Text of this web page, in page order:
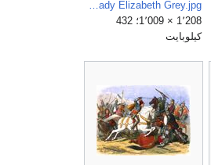
A Chronicle of England - Page 412 - Edward IV and Lady Elizabeth Grey.jpg
1٬208 × 1٬009؛ 432
كيلوبايت